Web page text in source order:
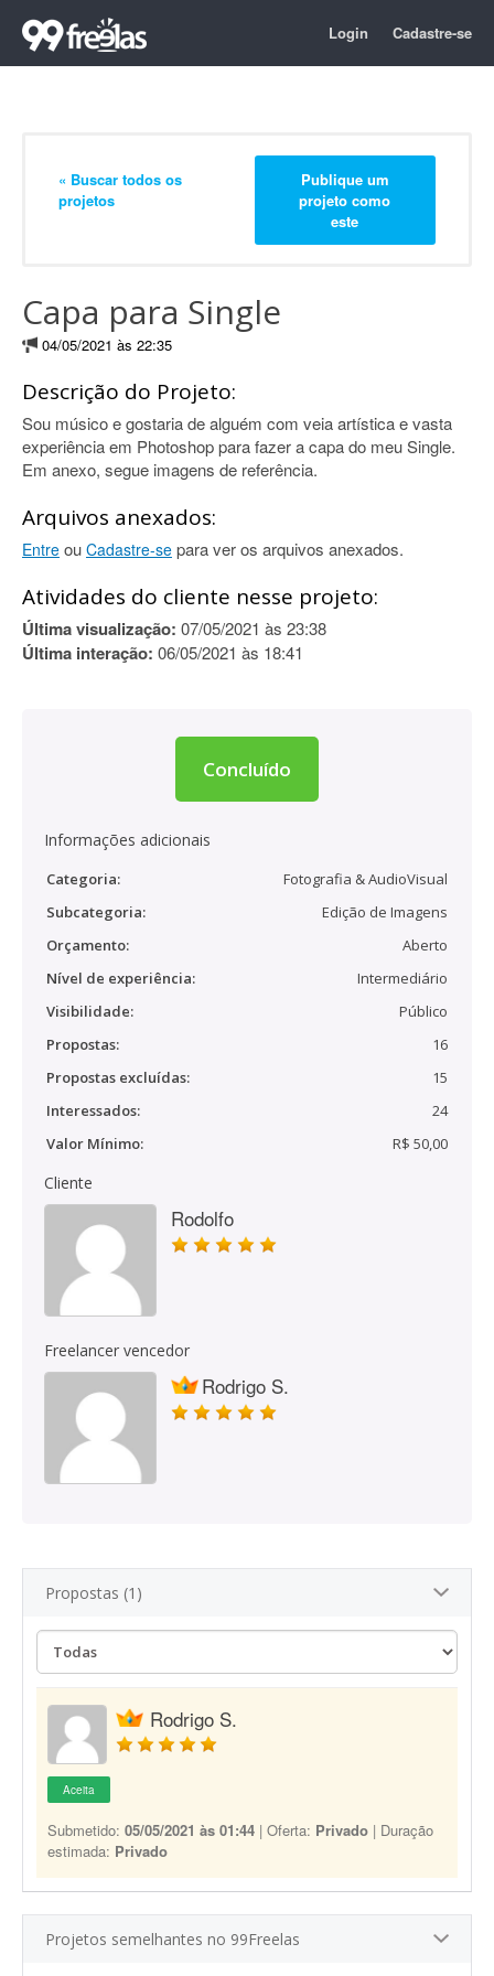
Login Cadastre-se
« Buscar todos os
projetos
Publique um
projeto como
este
Capa para Single
04/05/2021 às 22:35
Descrição do Projeto:
Sou músico e gostaria de alguém com veia artística e vasta
experiência em Photoshop para fazer a capa do meu Single.
Em anexo, segue imagens de referência.
Arquivos anexados:
Entre ou Cadastre-se para ver os arquivos anexados.
Atividades do cliente nesse projeto:
Última visualização: 07/05/2021 às 23:38
Última interação: 06/05/2021 às 18:41
Concluído
Informações adicionais
Categoria:
Fotografia & AudioVisual
Subcategoria:
Edição de Imagens
Orçamento:
Aberto
Nível de experiência:
Intermediário
Visibilidade:
Público
Propostas:
16
Propostas excluídas:
15
Interessados:
24
Valor Mínimo:
R$ 50,00
Cliente
Rodolfo
Freelancer vencedor
Rodrigo S.
Propostas (1)
Rodrigo S.
Aceita
Submetido: 05/05/2021 às 01:44 | Oferta: Privado | Duração
estimada: Privado
Projetos semelhantes no 99Freelas